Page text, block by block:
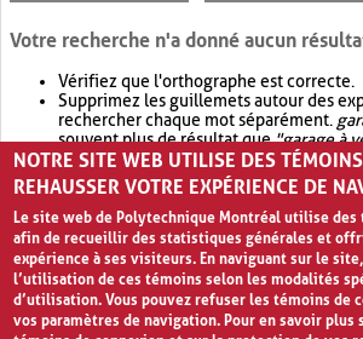
Votre recherche n'a donné aucun
Vérifiez que l'orthographe est correcte.
Supprimez les guillemets autour des
rechercher chaque mot séparément.
souvent plus de résultat que"garage à
Envisagez d'élargir votre recherche avec
retournera souvent plus de résultat que
NOTRE SITE WEB UTILISE DES
REHAUSSER VOTRE EXPÉRIENCE DE
Le site web de Polytechnique Montréal utilise des
afin de recueillir des statistiques générales et
expérience à ses visiteurs. En naviguant sur le
l’utilisation de ces témoins selon les modalités
d’utilisation. Vous pouvez refuser les témoins de
vos paramètres de navigation. Pour en savoir plus